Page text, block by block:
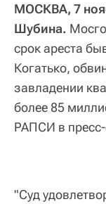
МОСКВА, 7
Шубина.
срок ареста
Когатько,
завладении
более 85
РАПСИ в пресс-
"Суд